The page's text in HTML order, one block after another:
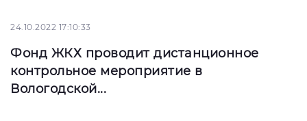
24.10.2022 17:10:33
Фонд ЖКХ проводит дистанционное
контрольное мероприятие в
Вологодской...